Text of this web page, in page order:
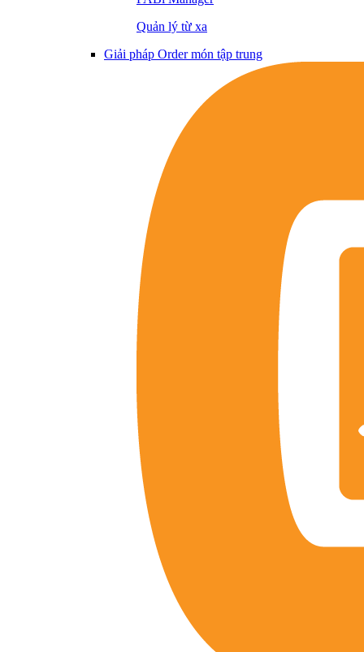
Quản lý từ xa
Giải pháp Order món tập trung